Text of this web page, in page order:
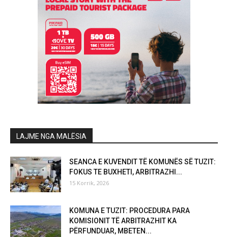
LAJME NGA MALËSIA
SEANCA E KUVENDIT TË KOMUNËS SË TUZIT:
FOKUS TE BUXHETI, ARBITRAZHI...
15 Korrik, 2026
KOMUNA E TUZIT: PROCEDURA PARA
KOMISIONIT TË ARBITRAZHIT KA
PËRFUNDUAR, MBETEN...